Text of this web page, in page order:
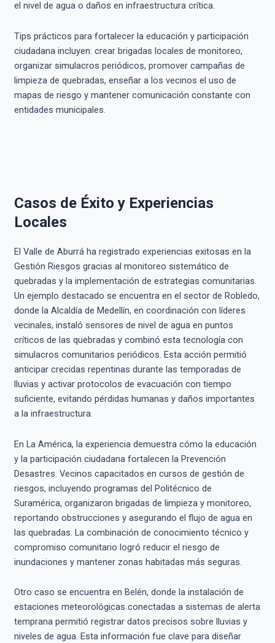
el nivel de agua o daños en infraestructura crítica.
Tips prácticos para fortalecer la educación y participación
ciudadana incluyen: crear brigadas locales de monitoreo,
organizar simulacros periódicos, promover campañas de
limpieza de quebradas, enseñar a los vecinos el uso de
mapas de riesgo y mantener comunicación constante con
entidades municipales.
Casos de Éxito y Experiencias
Locales
El Valle de Aburrá ha registrado experiencias exitosas en la
Gestión Riesgos gracias al monitoreo sistemático de
quebradas y la implementación de estrategias comunitarias.
Un ejemplo destacado se encuentra en el sector de Robledo,
donde la Alcaldía de Medellín, en coordinación con líderes
vecinales, instaló sensores de nivel de agua en puntos
críticos de las quebradas y combinó esta tecnología con
simulacros comunitarios periódicos. Esta acción permitió
anticipar crecidas repentinas durante las temporadas de
lluvias y activar protocolos de evacuación con tiempo
suficiente, evitando pérdidas humanas y daños importantes
a la infraestructura.
En La América, la experiencia demuestra cómo la educación
y la participación ciudadana fortalecen la Prevención
Desastres. Vecinos capacitados en cursos de gestión de
riesgos, incluyendo programas del Politécnico de
Suramérica, organizaron brigadas de limpieza y monitoreo,
reportando obstrucciones y asegurando el flujo de agua en
las quebradas. La combinación de conocimiento técnico y
compromiso comunitario logró reducir el riesgo de
inundaciones y mantener zonas habitadas más seguras.
Otro caso se encuentra en Belén, donde la instalación de
estaciones meteorológicas conectadas a sistemas de alerta
temprana permitió registrar datos precisos sobre lluvias y
niveles de agua. Esta información fue clave para diseñar